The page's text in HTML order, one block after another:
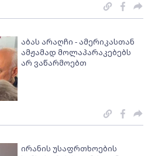
აბას არაღჩი - ამერიკასთან
ამჟამად მოლაპარაკებებს
არ ვაწარმოებთ
ირანის უსაფრთხოების